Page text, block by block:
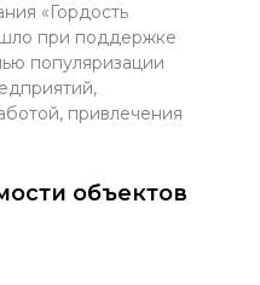
«Гордость
при поддержке
популяризации
привлечения
объектов